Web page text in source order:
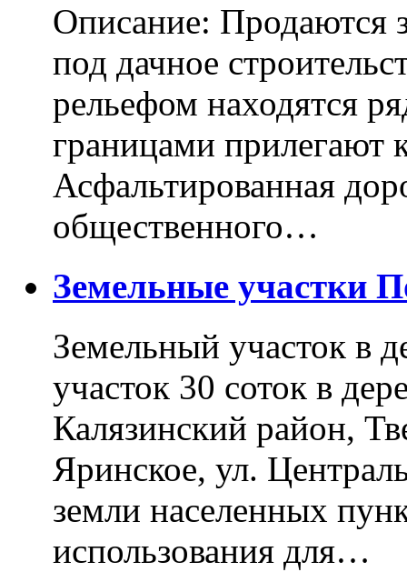
Описание: Продаются
под дачное
рельефом находятся
границами прилегают
Асфальтированная
общественного…
Земельные участки
Земельный участок в
участок 30 соток в
Калязинский район,
Яринское, ул.
земли населенных
использования для…